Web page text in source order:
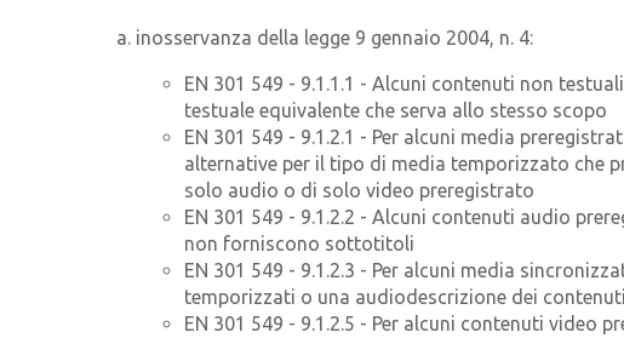
inosservanza della legge 9 gennaio 2004, n. 4:
EN 301 549 - 9.1.1.1 - Alcuni contenuti non
testuale equivalente che serva allo stesso scopo
EN 301 549 - 9.1.2.1 - Per alcuni media
alternative per il tipo di media temporizzato che
solo audio o di solo video preregistrato
EN 301 549 - 9.1.2.2 - Alcuni contenuti audio
non forniscono sottotitoli
EN 301 549 - 9.1.2.3 - Per alcuni media
temporizzati o una audiodescrizione dei
EN 301 549 - 9.1.2.5 - Per alcuni contenuti